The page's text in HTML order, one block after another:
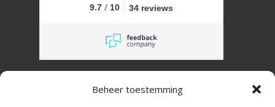
Beheer toestemming
9.7 / 10 34 reviews
Erik Schuffel Slaapcomfort B.V.